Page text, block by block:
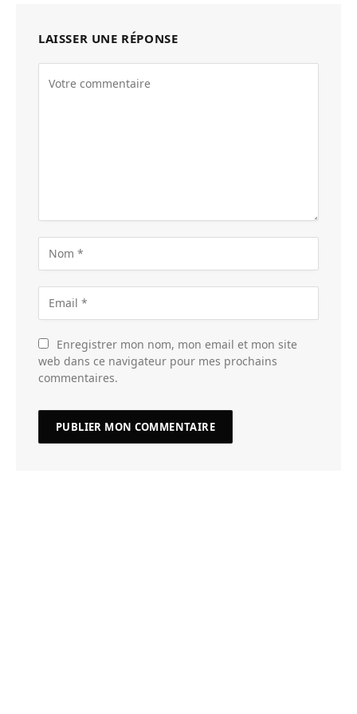
LAISSER UNE RÉPONSE
Enregistrer mon nom, mon email et mon site
web dans ce navigateur pour mes prochains
commentaires.